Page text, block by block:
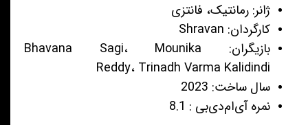
ژانر: رمانتیک، فانتزی
کارگردان: Shravan
بازیگران: Bhavana Sagi، Mounika
Reddy، Trinadh Varma Kalidindi
سال ساخت: 2023
نمره آی‌ام‌دی‌بی : 8.1